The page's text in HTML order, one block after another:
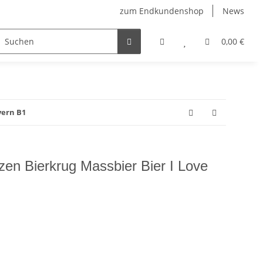
zum Endkundenshop News
0,00 €
FFP2-Masken
B1
Bierkrug Massbier Bier I Love